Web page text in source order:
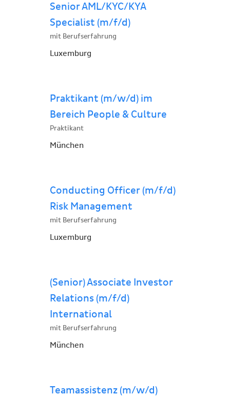
Senior AML/KYC/KYA
Specialist (m/f/d)
mit Berufserfahrung
Luxemburg
Praktikant (m/w/d) im
Bereich People & Culture
Praktikant
München
Conducting Officer (m/f/d)
Risk Management
mit Berufserfahrung
Luxemburg
(Senior) Associate Investor
Relations (m/f/d)
International
mit Berufserfahrung
München
Teamassistenz (m/w/d)